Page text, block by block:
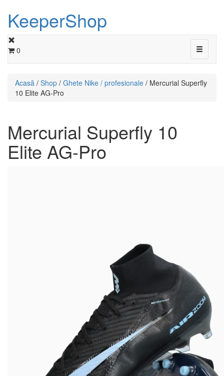
KeeperShop
Toggle
0
Acasă / Shop / Ghete Nike / profesionale / Mercurial Superfly
10 Elite AG-Pro
Mercurial Superfly 10
Elite AG-Pro